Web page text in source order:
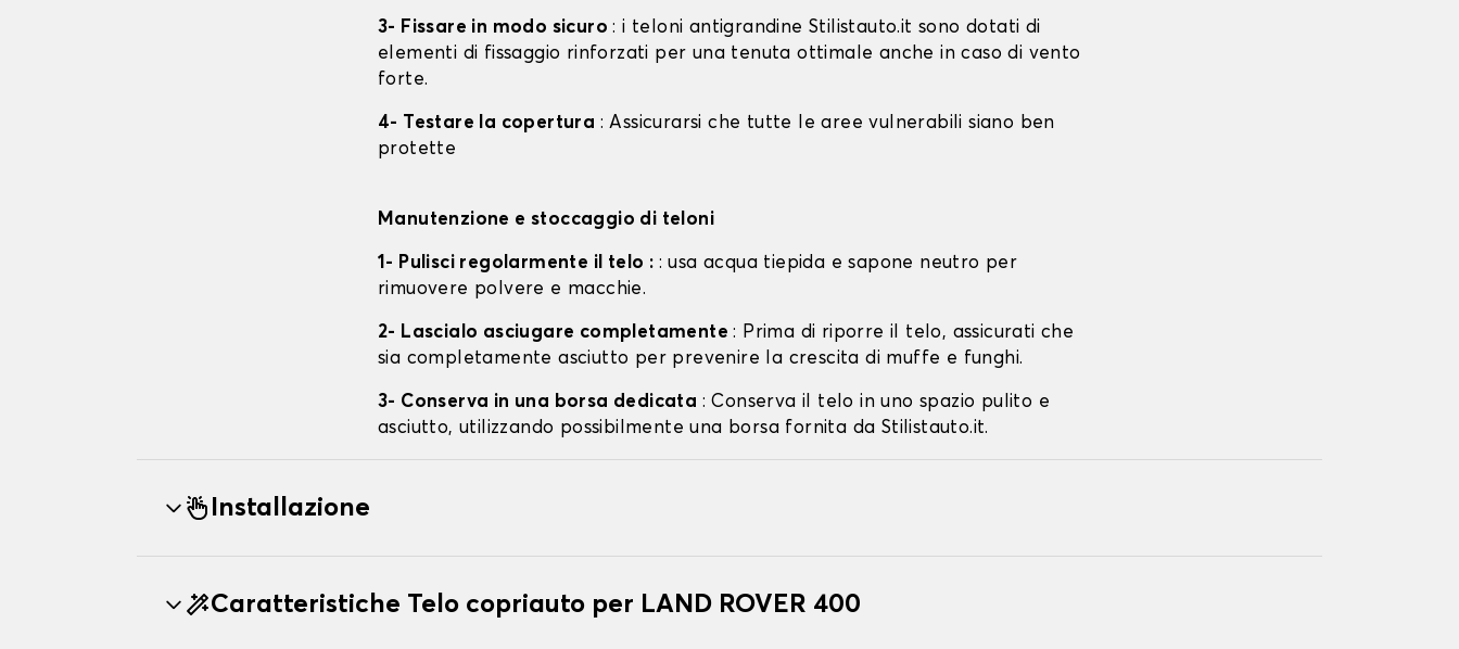
3- Fissare in modo sicuro: i teloni antigrandine Stilistauto.it sono dotati di
elementi di fissaggio rinforzati per una tenuta ottimale anche in caso di vento
forte.
4- Testare la copertura : Assicurarsi che tutte le aree vulnerabili siano ben
protette
Manutenzione e stoccaggio di teloni
1- Pulisci regolarmente il telo : : usa acqua tiepida e sapone neutro per
rimuovere polvere e macchie.
2- Lascialo asciugare completamente: Prima di riporre il telo, assicurati che
sia completamente asciutto per prevenire la crescita di muffe e funghi.
3- Conserva in una borsa dedicata : Conserva il telo in uno spazio pulito e
asciutto, utilizzando possibilmente una borsa fornita da Stilistauto.it.
Installazione
Caratteristiche Telo copriauto per LAND ROVER 400